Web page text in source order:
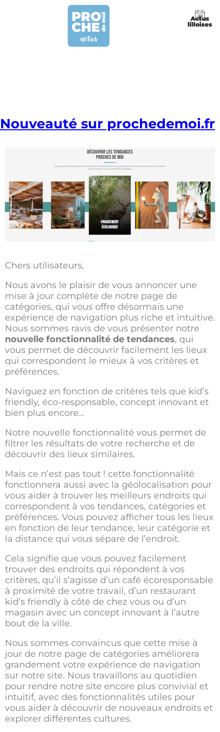
Actus
lilloises
Nouveauté sur prochedemoi.fr
Chers utilisateurs,
Nous avons le plaisir de vous annoncer une
mise à jour complète de notre page de
catégories, qui vous offre désormais une
expérience de navigation plus riche et intuitive.
Nous sommes ravis de vous présenter notre
nouvelle fonctionnalité de tendances, qui
vous permet de découvrir facilement les lieux
qui correspondent le mieux à vos critères et
préférences.
Naviguez en fonction de critères tels que kid’s
friendly, éco-responsable, concept innovant et
bien plus encore…
Notre nouvelle fonctionnalité vous permet de
filtrer les résultats de votre recherche et de
découvrir des lieux similaires.
Mais ce n’est pas tout ! cette fonctionnalité
fonctionnera aussi avec la géolocalisation pour
vous aider à trouver les meilleurs endroits qui
correspondent à vos tendances, catégories et
préférences. Vous pouvez afficher tous les lieux
en fonction de leur tendance, leur catégorie et
la distance qui vous sépare de l’endroit.
Cela signifie que vous pouvez facilement
trouver des endroits qui répondent à vos
critères, qu’il s’agisse d’un café écoresponsable
à proximité de votre travail, d’un restaurant
kid’s friendly à côté de chez vous ou d’un
magasin avec un concept innovant à l’autre
bout de la ville.
Nous sommes convaincus que cette mise à
jour de notre page de catégories améliorera
grandement votre expérience de navigation
sur notre site. Nous travaillons au quotidien
pour rendre notre site encore plus convivial et
intuitif, avec des fonctionnalités utiles pour
vous aider à découvrir de nouveaux endroits et
explorer différentes cultures.